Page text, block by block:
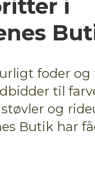
i
foder og
til
og
Butik har